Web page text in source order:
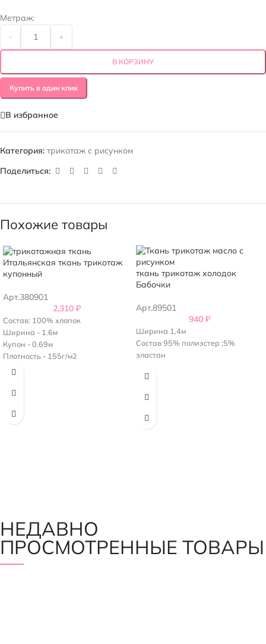
Метраж:
- +
В КОРЗИНУ
Купить в один клик
В избранное
Категория: трикотаж с рисунком
Поделиться:
Похожие товары
Итальянская ткань трикотаж
купонный
Арт.380901
2,310 ₽
Состав: 100% хлопок
Ширина - 1.6м
Купон - 0.69м
Плотность - 155г/м2
На купоне расположено 3
Расстояние между рисунками -
длина - 65см.
ткань трикотаж холодок
Бабочки
Арт.89501
940 ₽
Ширина 1,4м
Состав 95% полиэстер ;5%
эластан
НЕДАВНО
ПРОСМОТРЕННЫЕ ТОВАРЫ